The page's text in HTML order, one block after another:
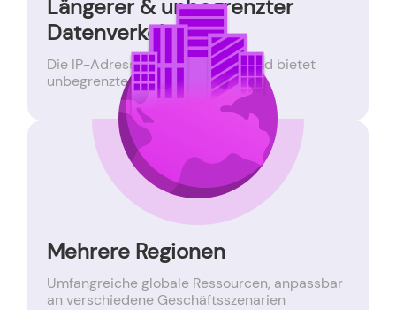
Längerer & unbegrenzter
Datenverkehr
Die IP-Adresse ist lange online und bietet
unbegrenztes Datenvolumen
Mehrere Regionen
Umfangreiche globale Ressourcen, anpassbar
an verschiedene Geschäftsszenarien